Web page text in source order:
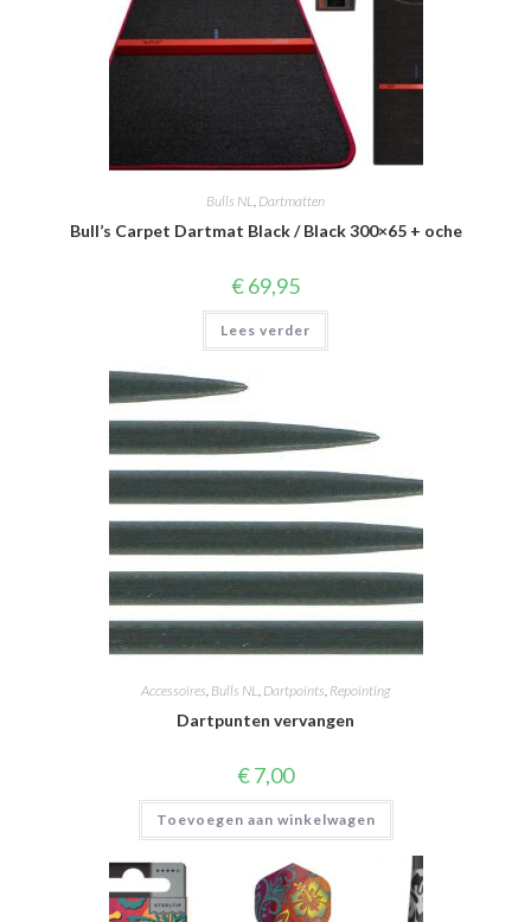
Bulls NL Dartmatten
Bull’s Carpet Dartmat Black / Black 300×65 + oche
€69,95
Lees verder
Accessoires, Bulls NL, Dartpoints, Repointing
Dartpunten vervangen
€7,00
Toevoegen aan winkelwagen